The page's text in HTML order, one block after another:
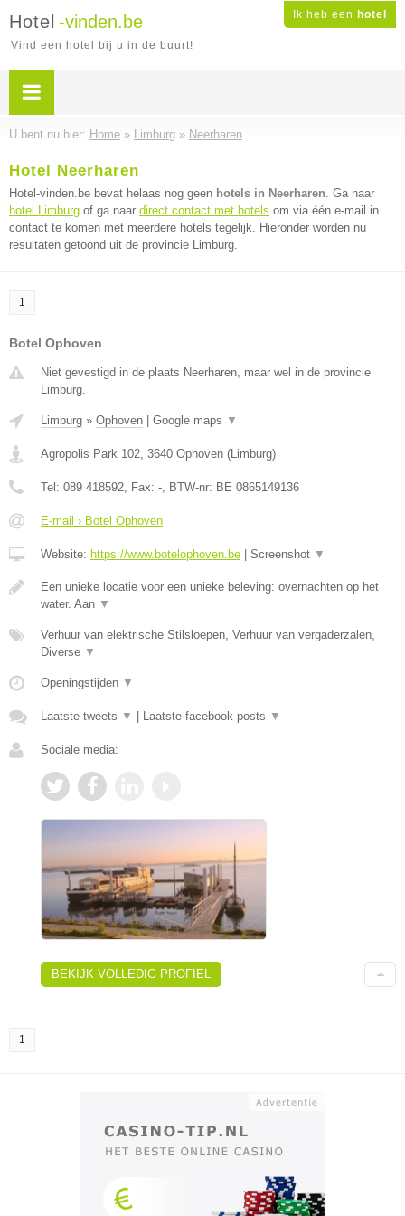
Ik heb een hotel
Hotel -vinden.be
Vind een hotel bij u in de buurt!
U bent nu hier: Home » Limburg » Neerharen
Hotel Neerharen
Hotel-vinden.be bevat helaas nog geen hotels in Neerharen. Ga naar
hotel Limburg of ga naar direct contact met hotels om via één e-mail in
contact te komen met meerdere hotels tegelijk. Hieronder worden nu
resultaten getoond uit de provincie Limburg.
1
Botel Ophoven
Niet gevestigd in de plaats Neerharen, maar wel in de provincie
Limburg.
Limburg » Ophoven Google maps ▼
Agropolis Park 102, 3640 Ophoven (Limburg)
Tel: 089 418592, Fax: -, BTW-nr: BE 0865149136
E-mail › Botel Ophoven
Website: https://www.botelophoven.be Screenshot ▼
Een unieke locatie voor een unieke beleving: overnachten op het
water. Aan ▼
Verhuur van elektrische Stilsloepen, Verhuur van vergaderzalen,
Diverse ▼
Openingstijden ▼
Laatste tweets ▼ Laatste facebook posts ▼
Sociale media:
BEKIJK VOLLEDIG PROFIEL
1